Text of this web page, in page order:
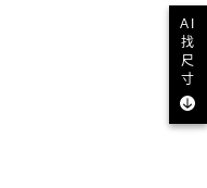
AI
找
尺
寸